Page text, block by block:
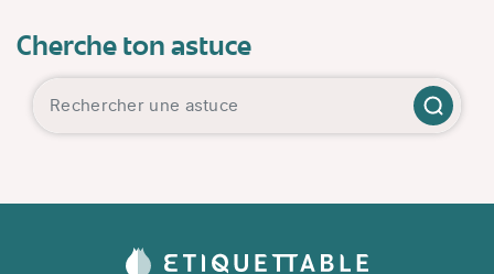
Cherche ton astuce